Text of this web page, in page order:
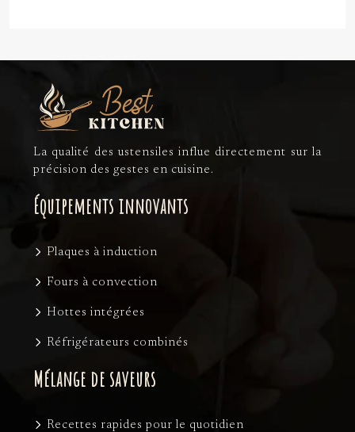
La qualité des ustensiles influe directement sur la
précision des gestes en cuisine.
Équipements innovants
Plaques à induction
Fours à convection
Hottes intégrées
Réfrigérateurs combinés
Mélange de saveurs
Recettes rapides pour le quotidien